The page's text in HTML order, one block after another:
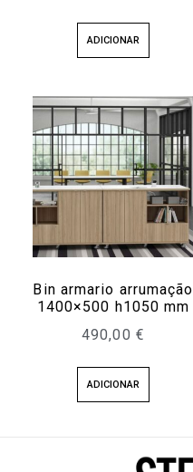
ADICIONAR
Bin armario arrumação
1400×500 h1050 mm
490,00 €
ADICIONAR